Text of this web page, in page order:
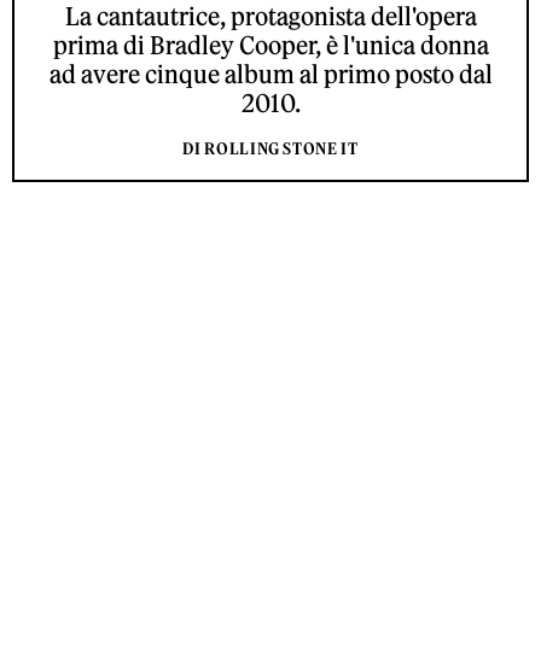
La cantautrice, protagonista dell'opera
prima di Bradley Cooper, è l'unica donna
ad avere cinque album al primo posto dal
2010.
DI ROLLING STONE IT